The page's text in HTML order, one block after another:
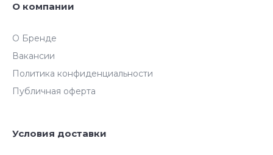
О компании
О Бренде
Вакансии
Политика конфиденциальности
Публичная оферта
Условия доставки